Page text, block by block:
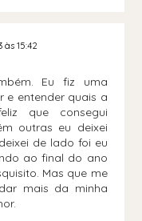
15:42
Eu fiz uma
e entender quais a
que consegui
outras eu deixei
de lado foi eu
ao final do ano
Mas que me
mais da minha